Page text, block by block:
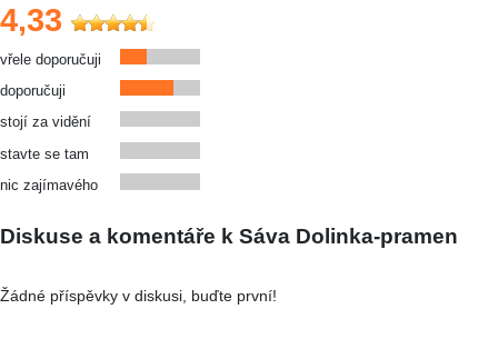
4,33
vřele doporučuji
doporučuji
stojí za vidění
stavte se tam
nic zajímavého
Diskuse a komentáře k Sáva Dolinka-pramen
Žádné příspěvky v diskusi, buďte první!